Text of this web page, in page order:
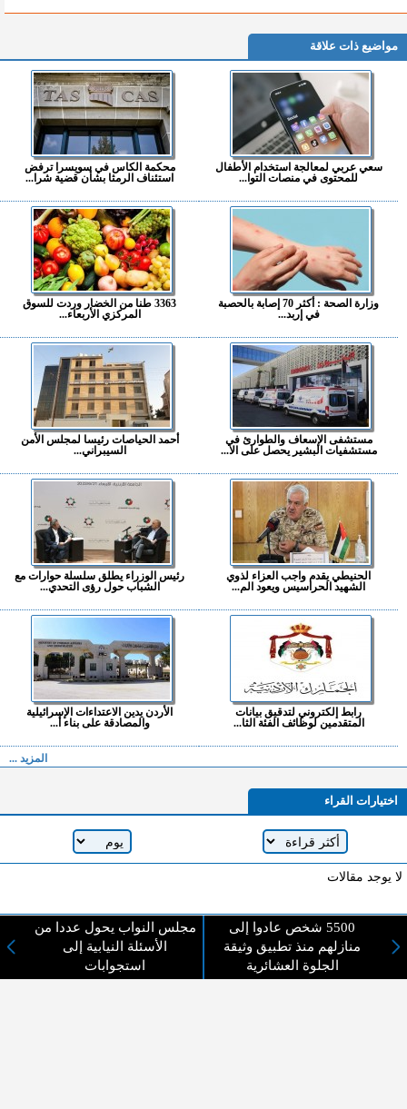
مواضيع ذات علاقة
سعي عربي لمعالجة استخدام الأطفال
للمحتوى في منصات التوا...
محكمة الكاس في سويسرا ترفض
استئناف الرمثا بشأن قضية شرا...
وزارة الصحة : أكثر 70 إصابة بالحصبة
في إربد...
3363 طنا من الخضار وردت للسوق
المركزي الأربعاء...
مستشفى الإسعاف والطوارئ في
مستشفيات البشير يحصل على الا...
أحمد الحياصات رئيسا لمجلس الأمن
السيبراني...
الحنيطي يقدم واجب العزاء لذوي
الشهيد الحراسيس ويعود الم...
رئيس الوزراء يطلق سلسلة حوارات مع
الشباب حول رؤى التحدي...
رابط إلكتروني لتدقيق بيانات
المتقدمين لوظائف الفئة الثا...
الأردن يدين الاعتداءات الإسرائيلية
والمصادقة على بناء أ...
المزيد ...
اختيارات القراء
لا يوجد مقالات
5500 شخص عادوا إلى
منازلهم منذ تطبيق وثيقة
الجلوة العشائرية
مجلس النواب يحول عددا من
الأسئلة النيابية إلى
استجوابات
لا مانع من الإقتباس وإعادة النشر شريط ذكر المصدر ( المدينة نيوز ) - الآراء والتعليقات
المنشورة تعبر عن رأي أصحابها فقط